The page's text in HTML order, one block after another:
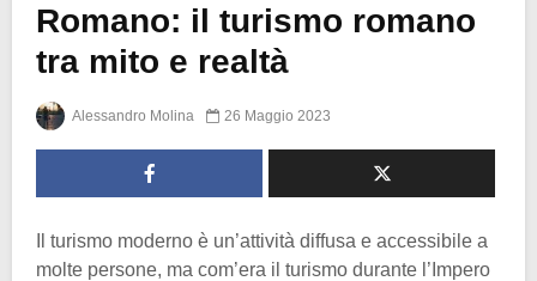
Romano: il turismo romano
tra mito e realtà
Alessandro Molina 26 Maggio 2023
Il turismo moderno è un’attività diffusa e accessibile a
molte persone, ma com’era il turismo durante l’Impero